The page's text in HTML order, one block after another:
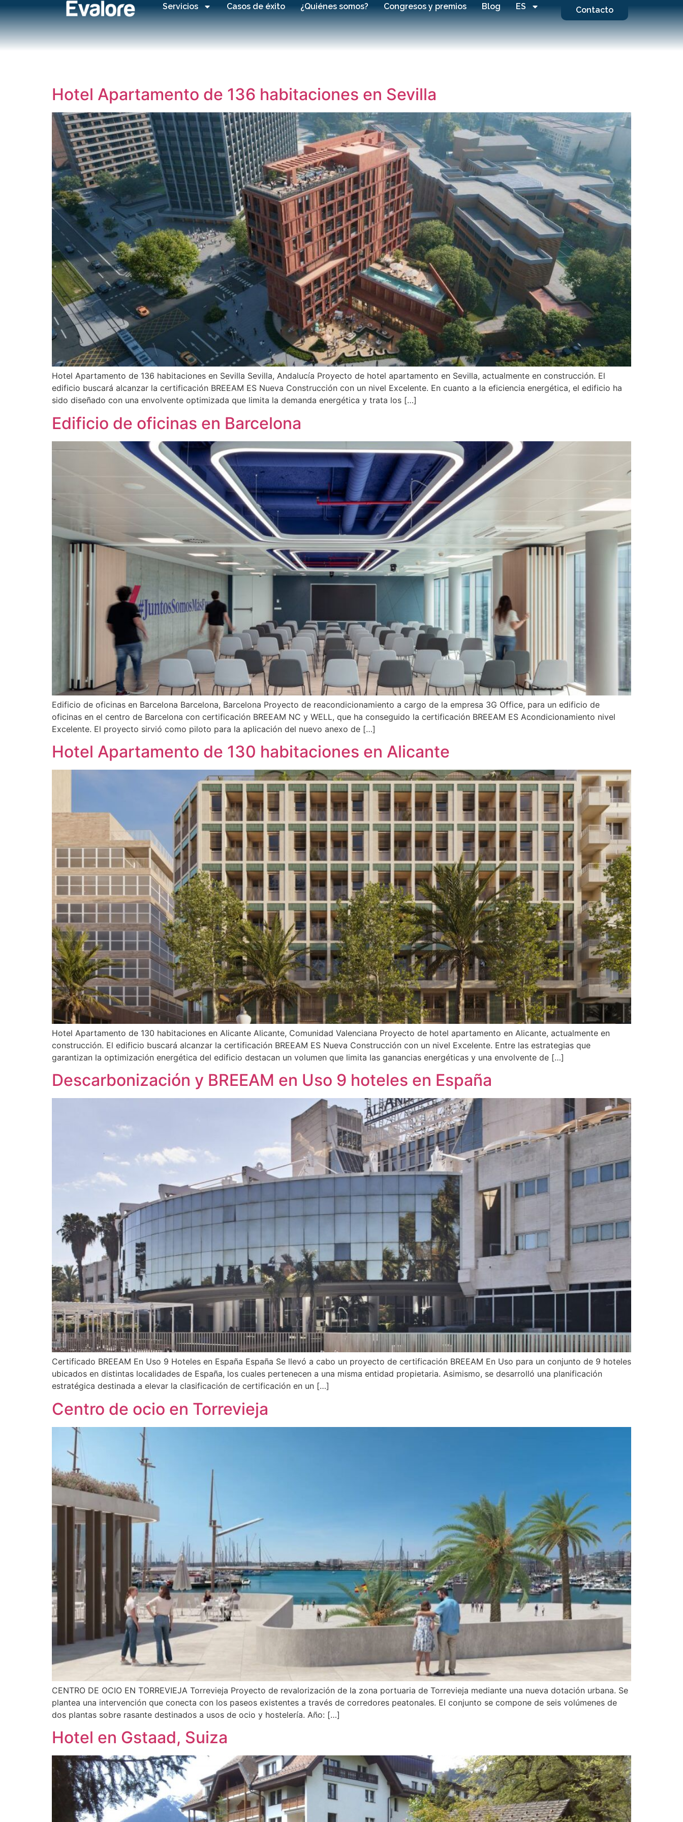
Servicios Casos de éxito ¿Quiénes somos? Congresos y premios Blog ES Contacto
Hotel Apartamento de 136 habitaciones en Sevilla
Hotel Apartamento de 136 habitaciones en Sevilla Sevilla, Andalucía Proyecto de hotel apartamento en Sevilla, actualmente en construcción. El
edificio buscará alcanzar la certificación BREEAM ES Nueva Construcción con un nivel Excelente. En cuanto a la eficiencia energética, el edificio ha
sido diseñado con una envolvente optimizada que limita la demanda energética y trata los […]
Edificio de oficinas en Barcelona
Edificio de oficinas en Barcelona Barcelona, Barcelona Proyecto de reacondicionamiento a cargo de la empresa 3G Office, para un edificio de
oficinas en el centro de Barcelona con certificación BREEAM NC y WELL, que ha conseguido la certificación BREEAM ES Acondicionamiento nivel
Excelente. El proyecto sirvió como piloto para la aplicación del nuevo anexo de […]
Hotel Apartamento de 130 habitaciones en Alicante
Hotel Apartamento de 130 habitaciones en Alicante Alicante, Comunidad Valenciana Proyecto de hotel apartamento en Alicante, actualmente en
construcción. El edificio buscará alcanzar la certificación BREEAM ES Nueva Construcción con un nivel Excelente. Entre las estrategias que
garantizan la optimización energética del edificio destacan un volumen que limita las ganancias energéticas y una envolvente de […]
Descarbonización y BREEAM en Uso 9 hoteles en España
Certificado BREEAM En Uso 9 Hoteles en España España Se llevó a cabo un proyecto de certificación BREEAM En Uso para un conjunto de 9 hoteles
ubicados en distintas localidades de España, los cuales pertenecen a una misma entidad propietaria. Asimismo, se desarrolló una planificación
estratégica destinada a elevar la clasificación de certificación en un […]
Centro de ocio en Torrevieja
CENTRO DE OCIO EN TORREVIEJA Torrevieja Proyecto de revalorización de la zona portuaria de Torrevieja mediante una nueva dotación urbana. Se
plantea una intervención que conecta con los paseos existentes a través de corredores peatonales. El conjunto se compone de seis volúmenes de
dos plantas sobre rasante destinados a usos de ocio y hostelería. Año: […]
Hotel en Gstaad, Suiza